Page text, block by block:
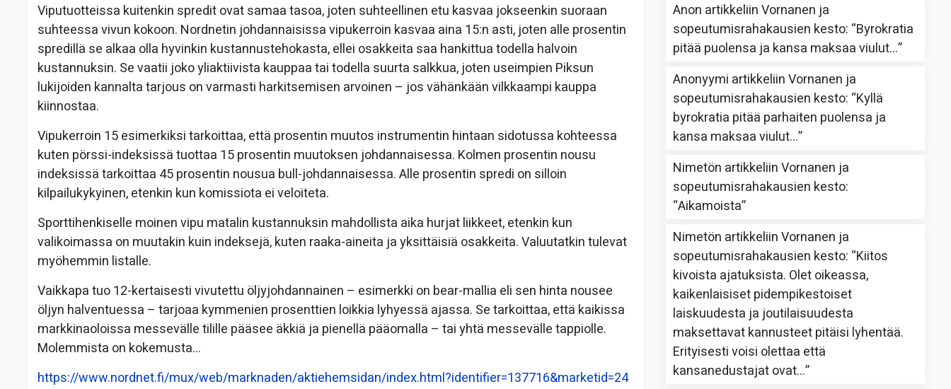
Viputuotteissa kuitenkin spredit ovat samaa tasoa, joten suhteellinen etu kasvaa jokseenkin suoraan
suhteessa vivun kokoon. Nordnetin johdannaisissa vipukerroin kasvaa aina 15:n asti, joten alle prosentin
spredillä se alkaa olla hyvinkin kustannustehokasta, ellei osakkeita saa hankittua todella halvoin
kustannuksin. Se vaatii joko yliaktiivista kauppaa tai todella suurta salkkua, joten useimpien Piksun
lukijoiden kannalta tarjous on varmasti harkitsemisen arvoinen – jos vähänkään vilkkaampi kauppa
kiinnostaa.
Vipukerroin 15 esimerkiksi tarkoittaa, että prosentin muutos instrumentin hintaan sidotussa kohteessa
kuten pörssi-indeksissä tuottaa 15 prosentin muutoksen johdannaisessa. Kolmen prosentin nousu
indeksissä tarkoittaa 45 prosentin nousua bull-johdannaisessa. Alle prosentin spredi on silloin
kilpailukykyinen, etenkin kun komissiota ei veloiteta.
Sporttihenkiselle moinen vipu matalin kustannuksin mahdollista aika hurjat liikkeet, etenkin kun
valikoimassa on muutakin kuin indeksejä, kuten raaka-aineita ja yksittäisiä osakkeita. Valuutatkin tulevat
myöhemmin listalle.
Vaikkapa tuo 12-kertaisesti vivutettu öljyjohdannainen – esimerkki on bear-mallia eli sen hinta nousee
öljyn halventuessa – tarjoaa kymmenien prosenttien loikkia lyhyessä ajassa. Se tarkoittaa, että kaikissa
markkinaoloissa messevälle tilille pääsee äkkiä ja pienellä pääomalla – tai yhtä messevälle tappiolle.
Molemmista on kokemusta…
https://www.nordnet.fi/mux/web/marknaden/aktiehemsidan/index.html?identifier=137716&marketid=24
Anon artikkeliinVornanen ja
sopeutumisrahakausien kesto: “Byrokratia
pitää puolensa ja kansa maksaa viulut…”
Anonyymi artikkeliinVornanen ja
sopeutumisrahakausien kesto: “Kyllä
byrokratia pitää parhaiten puolensa ja
kansa maksaa viulut…”
Nimetön artikkeliinVornanen ja
sopeutumisrahakausien kesto:
“Aikamoista”
Nimetön artikkeliinVornanen ja
sopeutumisrahakausien kesto: “Kiitos
kivoista ajatuksista. Olet oikeassa,
kaikenlaisiset pidempikestoiset
laiskuudesta ja joutilaisuudesta
maksettavat kannusteet pitäisi lyhentää.
Erityisesti voisi olettaa että
kansanedustajat ovat…”